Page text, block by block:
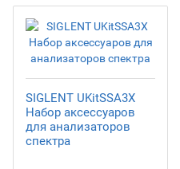
SIGLENT UKitSSA3X
Набор аксессуаров
для анализаторов
спектра